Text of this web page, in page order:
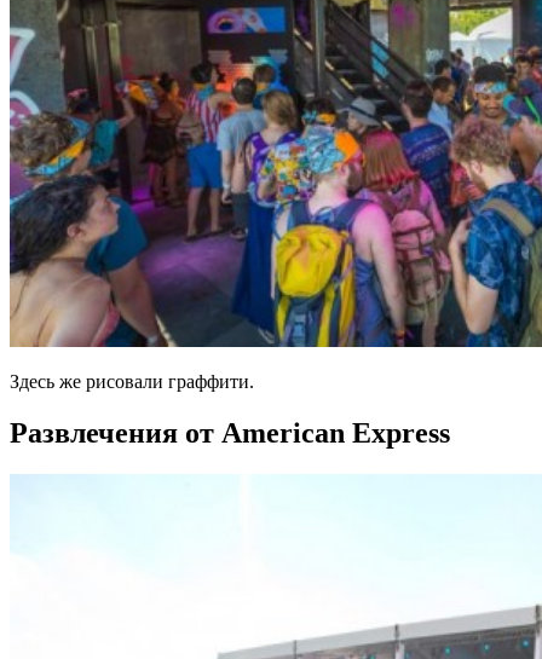
Здесь же рисовали граффити.
Развлечения от American Express